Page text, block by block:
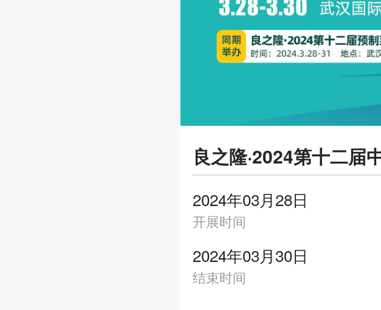
良之隆·2024第十二届
2024年03月28日
开展时间
2024年03月30日
结束时间